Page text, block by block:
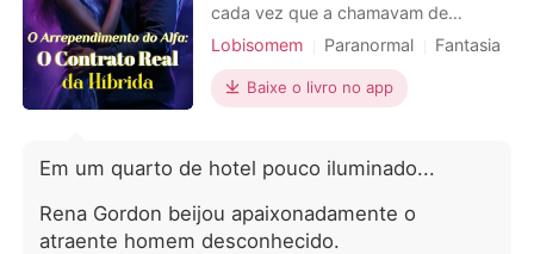
Sair
cada vez que a chamavam de
"mestiça" e "sangue fraco" nas
vulnerável e apaixonada, acreditou
nas promessas doces de Zack
minutos depois de tomar o que
conseguisse respirar através da dor
que a partiu por dentro, as notícias já
Lobisomem Paranormal
Fantasia
Amor a primeira vista
Heroína incrível
Alpha
Identidade oculta
Romance
Baixe o livro no app
Em um quarto de hotel pouco iluminado...
Rena Gordon beijou apaixonadamente o
atraente homem desconhecido.